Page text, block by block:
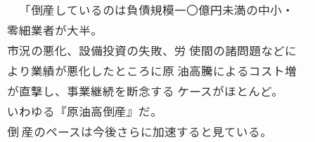
「倒産しているのは負債規模一〇億円未満の中小・
零細業者が大半。
市況の悪化、設備投資の失敗、労 使間の諸問題などに
より業績が悪化したところに原 油高騰によるコスト増
が直撃し、事業継続を断念する ケースがほとんど。
いわゆる『原油高倒産』だ。
倒 産のペースは今後さらに加速すると見ている。